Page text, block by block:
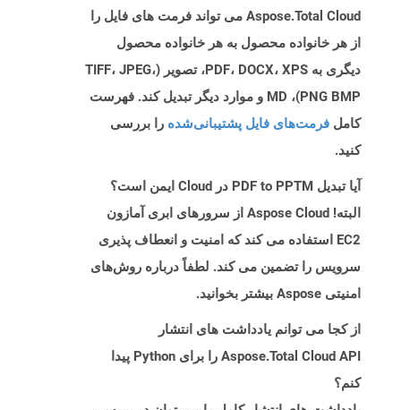
Aspose.Total Cloud می تواند فرمت های فایل را
از هر خانواده محصول به هر خانواده محصول
دیگری به PDF، DOCX، XPS، تصویر (TIFF، JPEG،
PNG BMP)، MD و موارد دیگر تبدیل کند. فهرست
کامل فرمت‌های فایل پشتیبانی‌شده را بررسی
کنید.
آیا تبدیل PDF to PPTM در Cloud ایمن است؟
البته! Aspose Cloud از سرورهای ابری آمازون
EC2 استفاده می کند که امنیت و انعطاف پذیری
سرویس را تضمین می کند. لطفاً درباره روش‌های
امنیتی Aspose بیشتر بخوانید.
از کجا می توانم یادداشت های انتشار
Aspose.Total Cloud API را برای Python پیدا
کنم؟